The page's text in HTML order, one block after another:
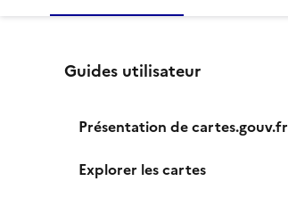
Guides utilisateur
Présentation de cartes.gouv.fr
Explorer les cartes